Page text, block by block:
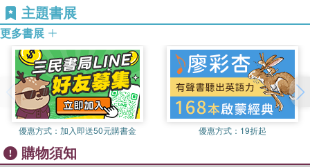
the effects of alcohol on metabolism, performance and general
health.
Each contributor to this accessible guide is an
internationally recognized expert in their field and the
chapters embrace all key aspects of nutrition for football.
Presenting cutting-edge research, the book has a practical
and applied focus and has been developed with input from
practicing sports nutrition club professionals.
主題書展
更多書展
優惠方式： 加入即送50元購書金 優惠方式： 19折起
購物須知